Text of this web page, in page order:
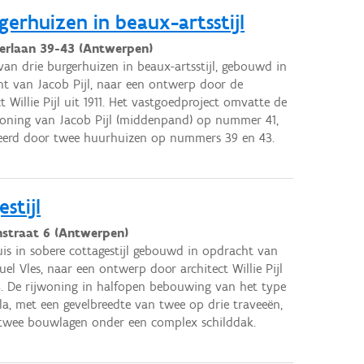
in beaux-artsstijl
39-43 (Antwerpen)
drie burgerhuizen in beaux-artsstijl, gebouwd in
van Jacob Pijl, naar een ontwerp door de
Willie Pijl uit 1911. Het vastgoedproject omvatte de
van Jacob Pijl (middenpand) op nummer 41,
door twee huurhuizen op nummers 39 en 43.
6 (Antwerpen)
in sobere cottagestijl gebouwd in opdracht van
Vles, naar een ontwerp door architect Willie Pijl
De rijwoning in halfopen bebouwing van het type
met een gevelbreedte van twee op drie traveeën,
bouwlagen onder een complex schilddak.